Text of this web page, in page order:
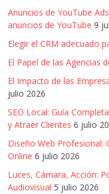
Anuncios de YouTube
anuncios de YouTube 9
Elegir el CRM adecuado
El Papel de las Agencias
El Impacto de las
julio 2026
SEO Local: Guía
y Atraer Clientes 6 julio
Diseño Web Profesional:
Online 6 julio 2026
Luces, Cámara, Acción:
Audiovisual 5 julio 2026